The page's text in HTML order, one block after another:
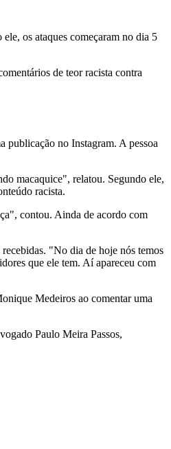
os ataques começaram no dia 5
de teor racista contra
publicação no Instagram. A pessoa
macaquice", relatou. Segundo ele,
racista.
contou. Ainda de acordo com
"No dia de hoje nós temos
que ele tem. Aí apareceu com
Medeiros ao comentar uma
Paulo Meira Passos,